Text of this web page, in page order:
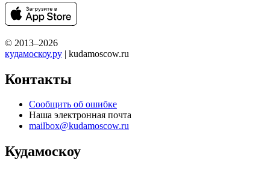
© 2013–2026
кудамоскоу.ру | kudamoscow.ru
Контакты
Сообщить об ошибке
Наша электронная почта
mailbox@kudamoscow.ru
Кудамоскоу